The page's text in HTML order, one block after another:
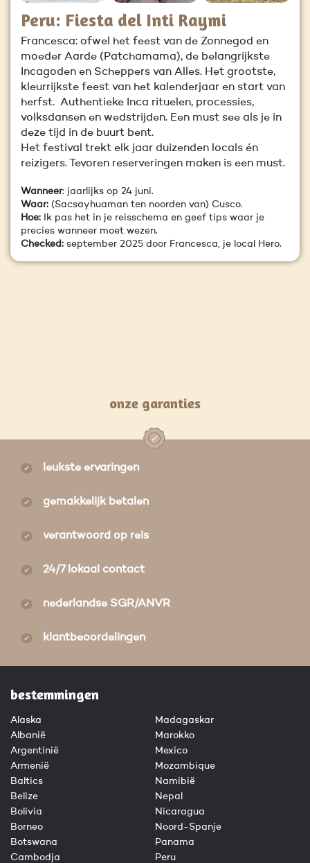
Peru: Fiesta del Inti Raymi
Francesca: ofwel het feest van de Zonnegod en
moeder Aarde (Patchamama), de belangrijkste
Incagoden en Scheppers van Alles. Het grootste,
kleurrijkste feest van het kalenderjaar en start van
herfst. Authentieke Inca rituelen, processies,
volksdansen en wedstrijden. Een must see als je in
deze tijd in de buurt bent.
Het festival trekt elk jaar duizenden locals én
reizigers. Tevoren reserveringen maken is een must.
Wanneer: jaarlijks op 24 juni.
Waar: (Sacsayhuaman ten noorden van) Cusco.
Hoe: Ik pas het in je reisschema en geef tips waar je
precies wanneer moet wezen.
Checked: september 2025 door Francesca, je local Hero.
onze garanties
leukste ervaringen
gemakkelijk betalen
verantwoord op reis
24/7 lokaal contact
nederlandse SGR/ANVR
klantbeoordelingen
bestemmingen
Alaska
Albanië
Argentinië
Armenië
Baltics
Belize
Bolivia
Borneo
Botswana
Cambodja
Madagaskar
Marokko
Mexico
Mozambique
Namibië
Nepal
Nicaragua
Noord-Spanje
Panama
Peru